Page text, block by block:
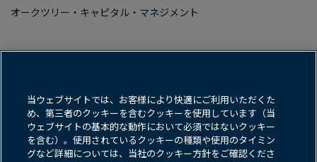
オークツリー・​キャピタル・マネジメント
データ保護方​針＆プライバシー通知
ネット詐欺・フィッシングに​関する​警告
当ウェブサイトでは、お客様により快適にご利用いただくた
め、第三者のクッキーを含むクッキーを使用しています（当
ウェブサイトの基本的な動作において必須ではないクッキー
を含む）。使用されているクッキーの種類や使用のタイミン
グなど詳細については、当社のクッキー方針をご確認くださ